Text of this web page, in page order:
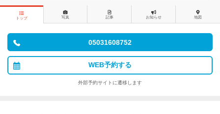
トップ 写真 記事 お知らせ 地図
05031608752
WEB予約する
外部予約サイトに遷移します